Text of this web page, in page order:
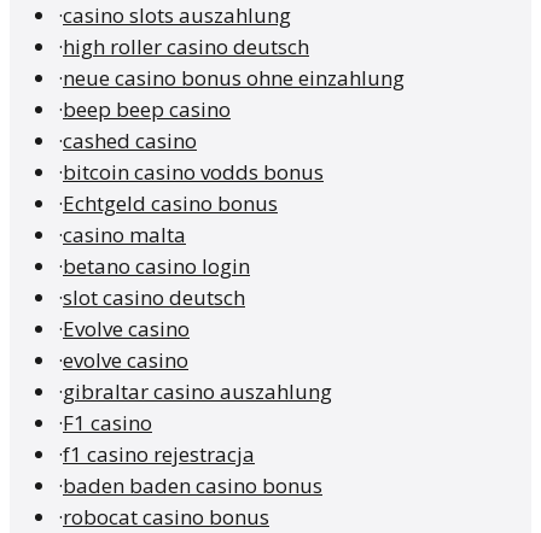
·casino slots auszahlung
·high roller casino deutsch
·neue casino bonus ohne einzahlung
·beep beep casino
·cashed casino
·bitcoin casino vodds bonus
·Echtgeld casino bonus
·casino malta
·betano casino login
·slot casino deutsch
·Evolve casino
·evolve casino
·gibraltar casino auszahlung
·F1 casino
·f1 casino rejestracja
·baden baden casino bonus
·robocat casino bonus